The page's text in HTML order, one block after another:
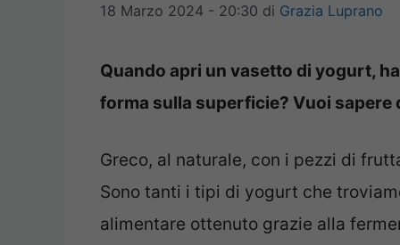
18 Marzo 2024 - 20:30 di Grazia Luprano
Quando apri un vasetto di yogurt,
forma sulla superficie? Vuoi sapere
Greco, al naturale, con i pezzi di
Sono tanti i tipi di yogurt che
alimentare ottenuto grazie alla